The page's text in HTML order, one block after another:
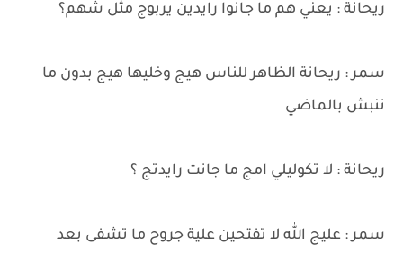
ريحانة : يعني هم ما جانوا رايدين يربوج مثل شهم؟
سمر : ريحانة الظاهر للناس هيج وخليها هيج بدون ما
ننبش بالماضي
ريحانة : لا تكوليلي امج ما جانت رايدتج ؟
سمر : عليج الله لا تفتحين علية جروح ما تشفى بعد